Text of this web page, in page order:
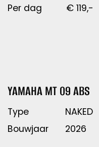
Per dag € 119,-
YAMAHA MT 09 ABS
Type
NAKED
Bouwjaar
2026